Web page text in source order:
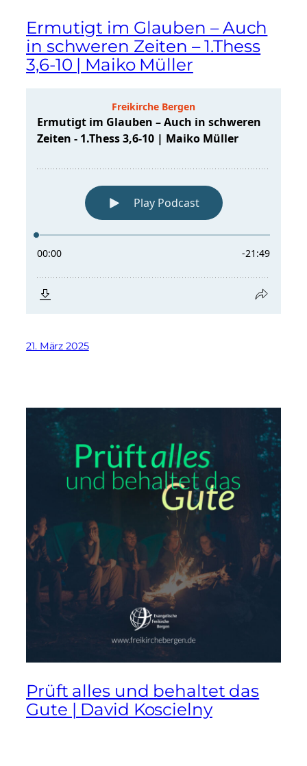
Ermutigt im Glauben – Auch
in schweren Zeiten – 1.Thess
3,6-10 | Maiko Müller
21. März 2025
Prüft alles und behaltet das
Gute | David Koscielny